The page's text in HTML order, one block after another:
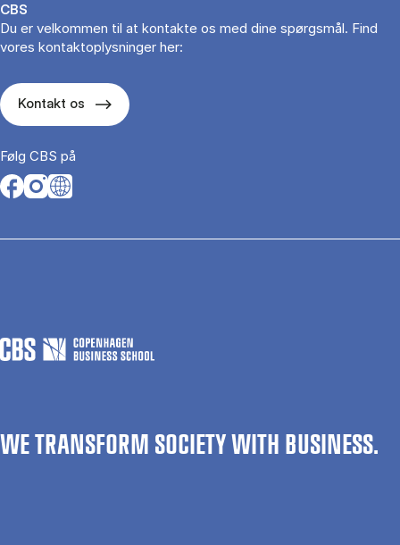
CBS
Du er velkommen til at kontakte os med dine spørgsmål. Find
vores kontaktoplysninger her:
Kontakt os
Følg CBS på
Opens in a new tab
Opens in a new tab
Opens in a new tab
WE TRANSFORM SOCIETY WITH BUSINESS.